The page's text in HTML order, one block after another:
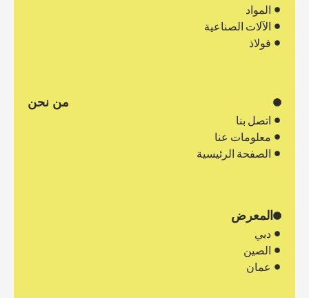
المواد
الآلات الصناعية
فولاذ
من نحن
اتصل بنا
معلومات عنا
الصفحة الرئيسية
المعرض
دبي
الصين
عمان